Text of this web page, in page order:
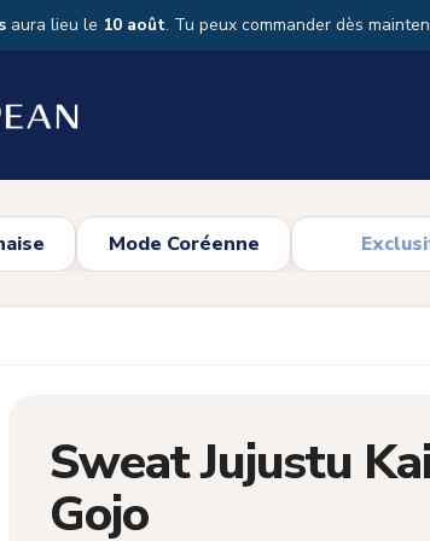
aura lieu le 10 août. Tu peux commander dès
Mode Coréenne
Sweat Jujustu
Gojo